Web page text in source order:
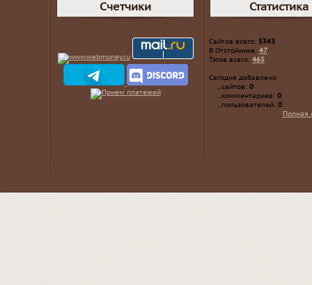
Счетчики Статистика
Сайтов всего: 5343
В Отстойнике: 47
Тэгов всего: 465
Сегодня добавлено
...сайтов: 0
...комментариев: 0
...пользователей: 0
Полная